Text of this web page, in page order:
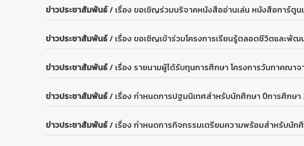
ข่าวประชาสัมพันธ์ เรื่อง ขอเชิญร่วมบริจาคหนังสืออ่านเล่น หนังสือการ์
ข่าวประชาสัมพันธ์ เรื่อง ขอเชิญเข้าร่วมโครงการเรียนรู้ตลอดชีวิตและพัฒ
ข่าวประชาสัมพันธ์ เรื่อง รายนามผู้ได้รับทุนการศึกษา โครงการวันทาคณา
ข่าวประชาสัมพันธ์ เรื่อง กำหนดการปฐมนิเทศสำหรับนักศึกษา ปีการศึกษา
ข่าวประชาสัมพันธ์ เรื่อง กำหนดการกิจกรรมเตรียมความพร้อมสำหรับนัก